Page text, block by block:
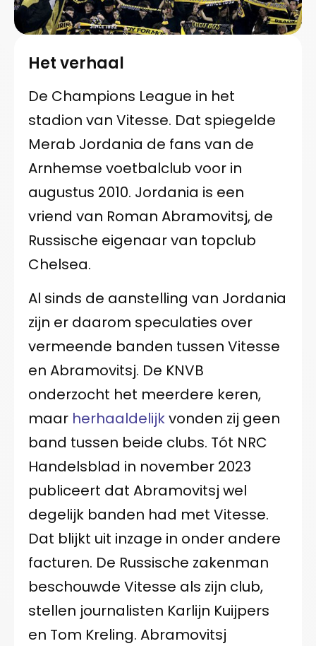
Het verhaal
De Champions League in het
stadion van Vitesse. Dat spiegelde
Merab Jordania de fans van de
Arnhemse voetbalclub voor in
augustus 2010. Jordania is een
vriend van Roman Abramovitsj, de
Russische eigenaar van topclub
Chelsea.
Al sinds de aanstelling van Jordania
zijn er daarom speculaties over
vermeende banden tussen Vitesse
en Abramovitsj. De KNVB
onderzocht het meerdere keren,
maar herhaaldelijkvonden zij geen
band tussen beide clubs. Tót NRC
Handelsblad in november 2023
publiceert dat Abramovitsj wel
degelijk banden had met Vitesse.
Dat blijkt uit inzage in onder andere
facturen. De Russische zakenman
beschouwde Vitesse als zijn club,
stellen journalisten Karlijn Kuijpers
en Tom Kreling. Abramovitsj